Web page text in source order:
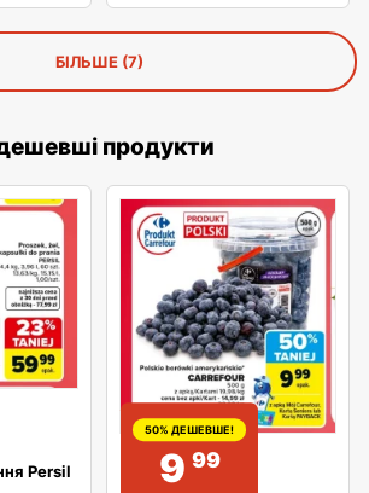
БІЛЬШЕ (7)
продукти
Persil
50% ДЕШЕВШЕ!
9 99